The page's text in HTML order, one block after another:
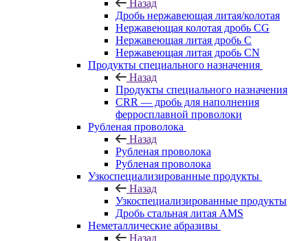
Назад
Дробь нержавеющая литая/колотая
Нержавеющая колотая дробь CG
Нержавеющая литая дробь C
Нержавеющая литая дробь CN
Продукты специального назначения
Назад
Продукты специального назначения
CRR — дробь для наполнения
ферросплавной проволоки
Рубленая проволока
Назад
Рубленая проволока
Рубленая проволока
Узкоспециализированные продукты
Назад
Узкоспециализированные продукты
Дробь стальная литая AMS
Неметаллические абразивы
Назад